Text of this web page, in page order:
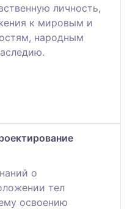
личность,
к мировым и
народным
о
тел
освоению